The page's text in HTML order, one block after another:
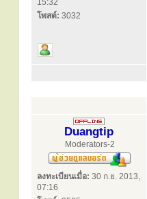
15:32
โพสต์: 3032
Duangtip
Moderators-2
ลงทะเบียนเมื่อ: 30 ก.ย. 2013,
07:16